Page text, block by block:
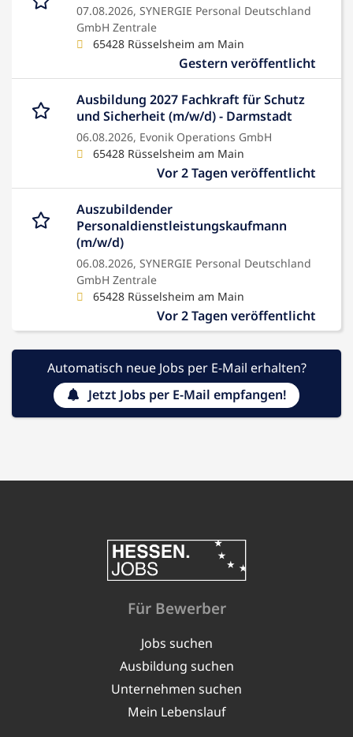
07.08.2026, SYNERGIE Personal Deutschland
GmbH Zentrale
65428 Rüsselsheim am Main
Gestern veröffentlicht
Ausbildung 2027 Fachkraft für Schutz
und Sicherheit (m/w/d) - Darmstadt
06.08.2026, Evonik Operations GmbH
65428 Rüsselsheim am Main
Vor 2 Tagen veröffentlicht
Auszubildender
Personaldienstleistungskaufmann
(m/w/d)
06.08.2026, SYNERGIE Personal Deutschland
GmbH Zentrale
65428 Rüsselsheim am Main
Vor 2 Tagen veröffentlicht
Automatisch neue Jobs per E-Mail erhalten?
Jetzt Jobs per E-Mail empfangen!
Für Bewerber
Jobs suchen
Ausbildung suchen
Unternehmen suchen
Mein Lebenslauf